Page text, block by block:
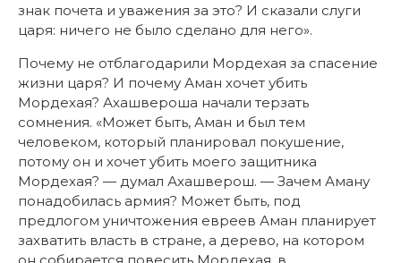
знак почета и уважения за это? И сказали слуги
царя: ничего не было сделано для него».
Почему не отблагодарили Мордехая за спасение
жизни царя? И почему Аман хочет убить
Мордехая? Ахашвероша начали терзать
сомнения. «Может быть, Аман и был тем
человеком, который планировал покушение,
потому он и хочет убить моего защитника
Мордехая? — думал Ахашверош. — Зачем Аману
понадобилась армия? Может быть, под
предлогом уничтожения евреев Аман планирует
захватить власть в стране, а дерево, на котором
он собирается повесить Мордехая, в